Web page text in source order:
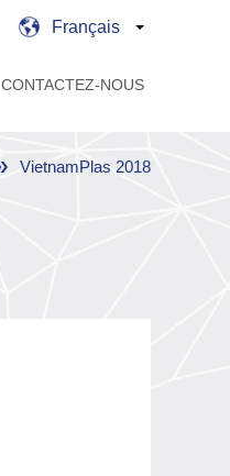
Français
CONTACTEZ-NOUS
VietnamPlas 2018